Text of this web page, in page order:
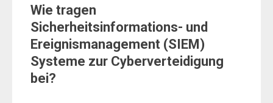
Wie tragen
Sicherheitsinformations- und
Ereignismanagement (SIEM)
Systeme zur Cyberverteidigung
bei?